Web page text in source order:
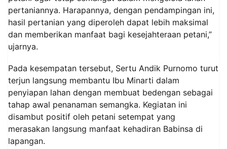
pertaniannya. Harapannya, dengan pendampingan ini,
hasil pertanian yang diperoleh dapat lebih maksimal
dan memberikan manfaat bagi kesejahteraan petani,”
ujarnya.
Pada kesempatan tersebut, Sertu Andik Purnomo turut
terjun langsung membantu Ibu Minarti dalam
penyiapan lahan dengan membuat bedengan sebagai
tahap awal penanaman semangka. Kegiatan ini
disambut positif oleh petani setempat yang
merasakan langsung manfaat kehadiran Babinsa di
lapangan.